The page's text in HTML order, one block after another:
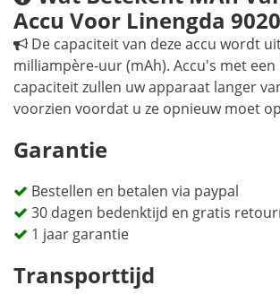
Accu Voor Linengda
De capaciteit van deze accu wordt
milliampère-uur (mAh). Accu's met
capaciteit zullen uw apparaat langer
voorzien voordat u ze opnieuw moet
Garantie
Bestellen en betalen via paypal
30 dagen bedenktijd en gratis
1 jaar garantie
Transporttijd